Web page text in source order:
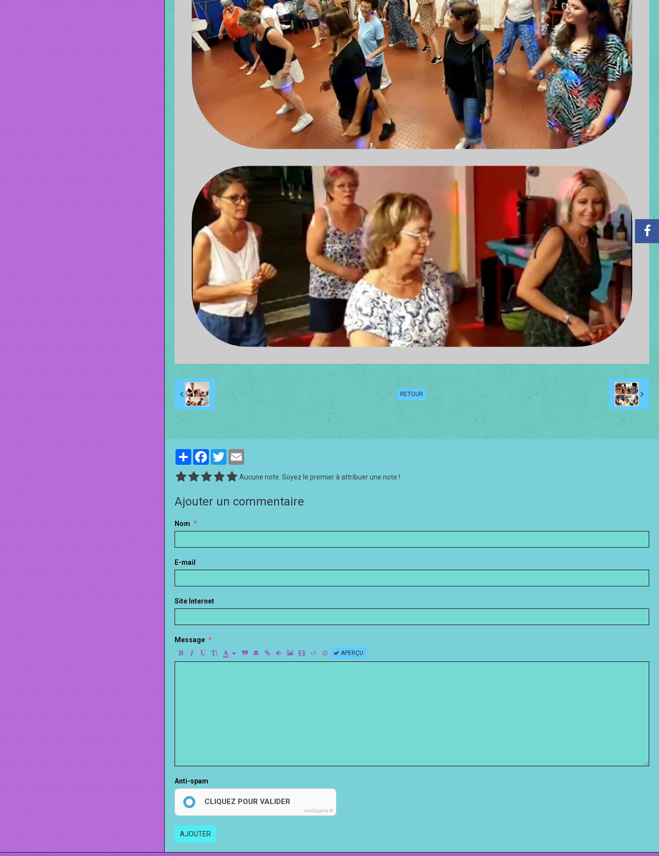
RETOUR
PartagerFacebookTwitter
Aucune note. Soyez le premier à attribuer une note !
Ajouter un commentaire
Nom
E-mail
Site Internet
Message
APERÇU
Anti-spam
CLIQUEZ POUR VALIDER
IconCaptcha ©
AJOUTER